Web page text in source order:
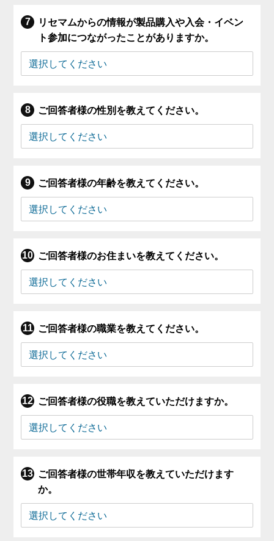
リセマムからの情報が製品購入や入会・イベン
ト参加につながったことがありますか。
ご回答者様の性別を教えてください。
ご回答者様の年齢を教えてください。
ご回答者様のお住まいを教えてください。
ご回答者様の職業を教えてください。
ご回答者様の役職を教えていただけますか。
ご回答者様の世帯年収を教えていただけます
か。